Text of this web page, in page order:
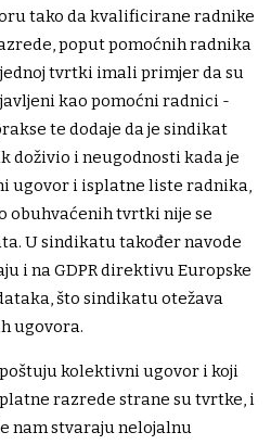
tako da kvalificirane radnike
poput pomoćnih radnika
tvrtki imali primjer da su
kao pomoćni radnici -
te dodaje da je sindikat
doživio i neugodnosti kada je
ugovor i isplatne liste radnika,
obuhvaćenih tvrtki nije se
U sindikatu također navode
i na GDPR direktivu Europske
što sindikatu otežava
ugovora.
kolektivni ugovor i koji
razrede strane su tvrtke, i
nam stvaraju nelojalnu